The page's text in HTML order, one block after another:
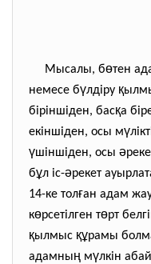
Мысалы, бөтен
немесе бүлдіру қ
біріншіден, басқа
екіншіден, осы мү
үшіншіден, осы ә
бұл іс-әрекет
14-ке толған адам
көрсетілген төрт
қылмыс құрамы
адамның мүлкін